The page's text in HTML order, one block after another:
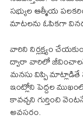
సభ్యుల ఆత్మీయ
మాటలను ఓపికగా
వారిని నిర్లక్ష్యం
ద్వారా వారిలో
మనసు విప్పి
ఇంట్లోని పెద్దల
కావచ్చని గుర్తించి
అవసరం.